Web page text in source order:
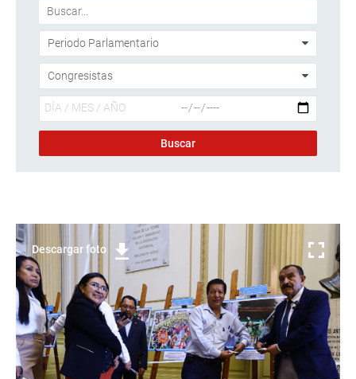
Descargar foto